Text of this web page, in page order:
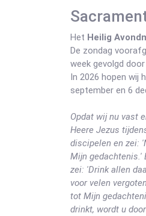
Het Heilig
De zondag
week gevolgd
In 2026 hopen wij
september en 6
Opdat wij nu vast
Heere Jezus
discipelen en zei:
Mijn gedachtenis.'
zei: 'Drink allen
voor velen
tot Mijn
drinkt, wordt u